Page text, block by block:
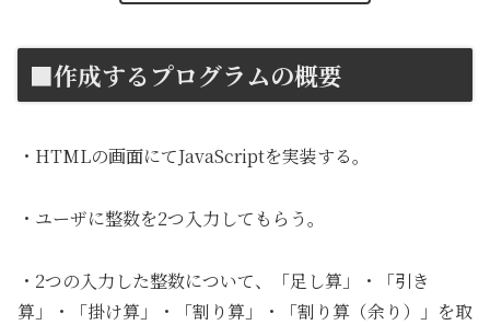
■作成するプログラムの概要
・HTMLの画面にてJavaScriptを実装する。
・ユーザに整数を2つ入力してもらう。
・2つの入力した整数について、「足し算」・「引き
算」・「掛け算」・「割り算」・「割り算（余り）」を取